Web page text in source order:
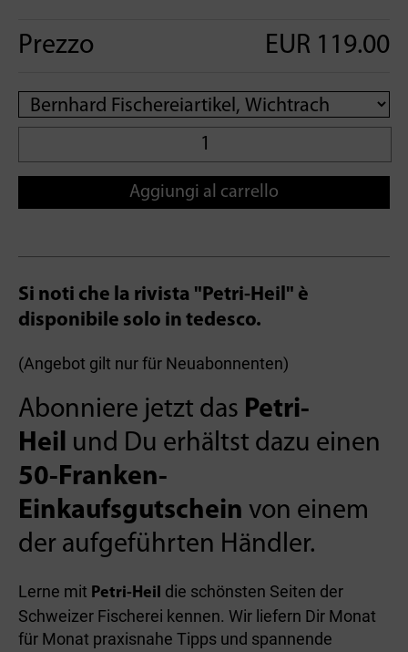
Prezzo EUR 119.00
Aggiungi al carrello
Si noti che la rivista "Petri-Heil" è
disponibile solo in tedesco.
(Angebot gilt nur für Neuabonnenten)
Abonniere jetzt das Petri-
Heil und Du erhältst dazu einen
50-Franken-
Einkaufsgutschein von einem
der aufgeführten Händler.
Lerne mit Petri-Heil die schönsten Seiten der
Schweizer Fischerei kennen. Wir liefern Dir Monat
für Monat praxisnahe Tipps und spannende